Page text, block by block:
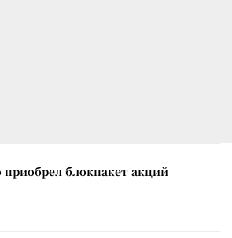
приобрел блокпакет акций